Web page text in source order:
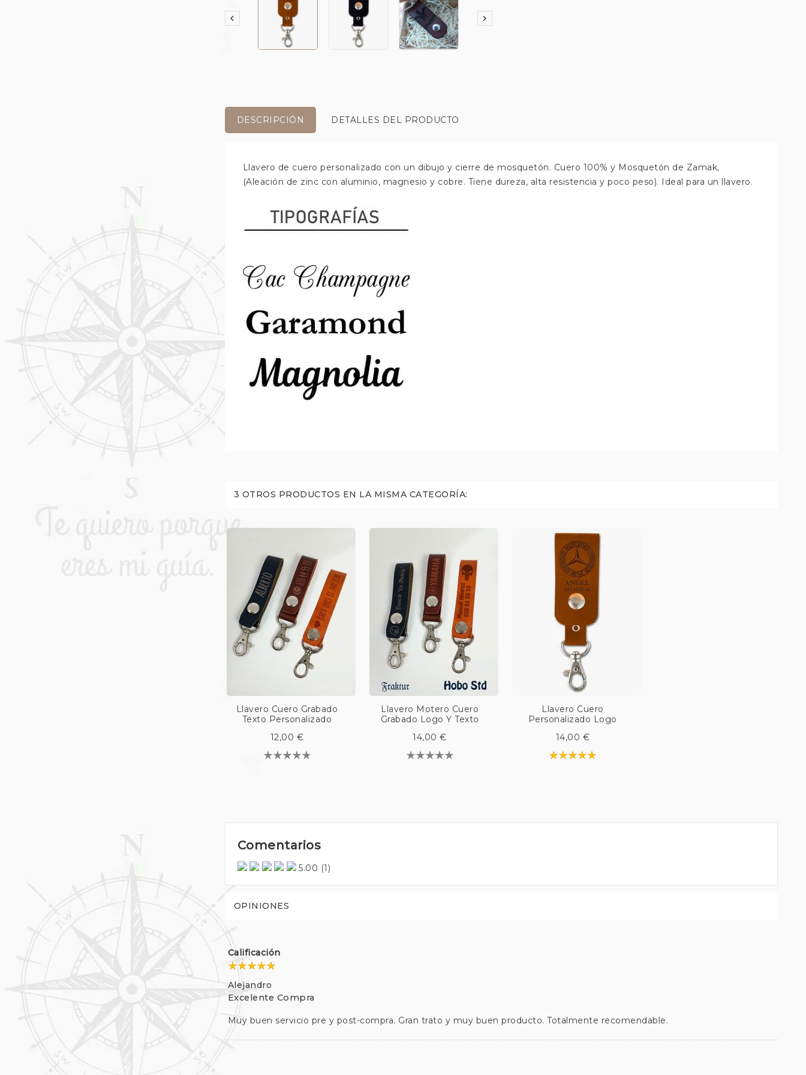
 
DESCRIPCIÓN DETALLES DEL PRODUCTO
Llavero de cuero personalizado con un dibujo y cierre de mosquetón. Cuero 100% y Mosquetón de Zamak,
(Aleación de zinc con aluminio, magnesio y cobre. Tiene dureza, alta resistencia y poco peso). Ideal para un llavero.
3 OTROS PRODUCTOS EN LA MISMA CATEGORÍA:
Llavero Cuero Grabado
Texto Personalizado
12,00 €
Llavero Motero Cuero
Grabado Logo Y Texto
14,00 €
Llavero Cuero
Personalizado Logo
14,00 €
Comentarios
5.00 (1)
OPINIONES
Calificación
Alejandro
Excelente Compra
Muy buen servicio pre y post-compra. Gran trato y muy buen producto. Totalmente recomendable.